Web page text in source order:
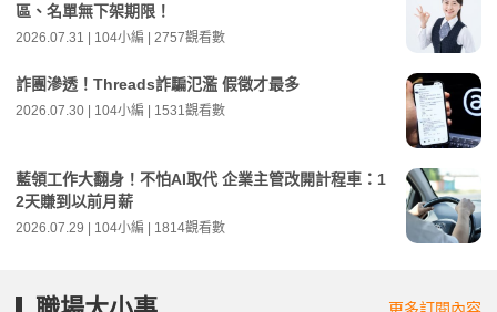
區、名單無下架期限！
2026.07.31 | 104小編 | 2757觀看數
詐團滲透！Threads詐騙氾濫 假徵才最多
2026.07.30 | 104小編 | 1531觀看數
藍領工作大翻身！不怕AI取代 企業主管改開計程車：1
2天賺到以前月薪
2026.07.29 | 104小編 | 1814觀看數